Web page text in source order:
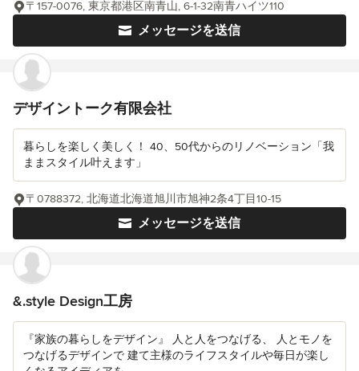
メッセージを送信
〒157-0076, 東京都港区南青山, 6-1-32南青ハイツ110
デザイントーク有限会社
暮らしを楽しく美しく！ 40、50代からのリノベーション「我
ままスタイル叶えます」
メッセージを送信
〒0788372, 北海道北海道旭川市旭神2条4丁目10-15
&.style Design工房
『家族の暮らしをデザイン』 人と人をつなげる、 人とモノを
つなげるデザインで 建て主様のライフスタイルや毎日が楽し